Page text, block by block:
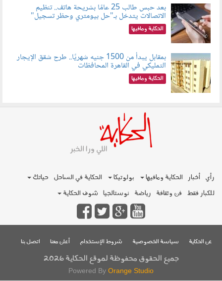
080803.jpg
بعد حبس طالب 25 عامًا بشريحة هاتف.. تنظيم
الاتصالات يتدخل بـ"حل بيومتري وحظر تسجيل"
الحكاية ومافيها
080801.jpg
بمقابل يبدأ من 1500 جنيه شهريًا.. طرح شقق الإيجار
التمليكي في القاهرة المحافظات
الحكاية ومافيها
رأي أخبار الحكاية ومافيها بولوتيكا الحكاية في الساحل
حياتك
للكبار فقط فن وثقافة رياضة نوستالجيا شوف الحكاية
عن الحكاية سياسة الخصوصية شروط الإستخدام أعلن معنا اتصل بنا
جميع الحقوق محفوظة لموقع الحكاية 2026
Powered By Orange Studio